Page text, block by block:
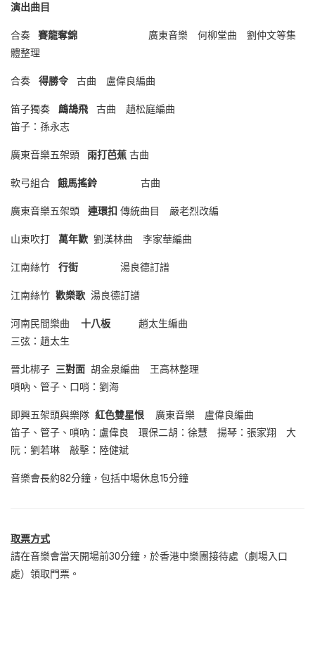
演出曲目
合奏 賽龍奪錦
廣東音樂 何柳堂曲 劉仲文等集
體整理
合奏 得勝令 古曲 盧偉良編曲
笛子獨奏 鷓鴣飛 古曲 趙松庭編曲
笛子：孫永志
廣東音樂五架頭 雨打芭蕉 古曲
軟弓組合 餓馬搖鈴 古曲
廣東音樂五架頭 連環扣 傳統曲目 嚴老烈改編
山東吹打 萬年歡 劉漢林曲 李家華編曲
江南絲竹 行街 湯良德訂譜
江南絲竹 歡樂歌 湯良德訂譜
河南民間樂曲 十八板 趙太生編曲
三弦：趙太生
晉北梆子 三對面 胡金泉編曲 王高林整理
嗩吶、管子、口哨：劉海
即興五架頭與樂隊 紅色雙星恨 廣東音樂 盧偉良編曲
笛子、管子、嗩吶：盧偉良 環保二胡：徐慧 揚琴：張家翔 大
阮：劉若琳 敲擊：陸健斌
音樂會長約82分鐘，包括中場休息15分鐘
取票方式
請在音樂會當天開場前30分鐘，於香港中樂團接待處（劇場入口
處）領取門票。